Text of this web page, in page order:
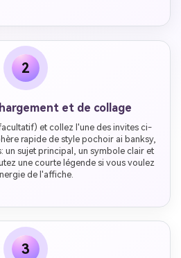
2
et de collage
et collez l'une des invites ci-
rapide de style pochoir ai banksy,
un sujet principal, un symbole clair et
une courte légende si vous voulez
de l'affiche.
3